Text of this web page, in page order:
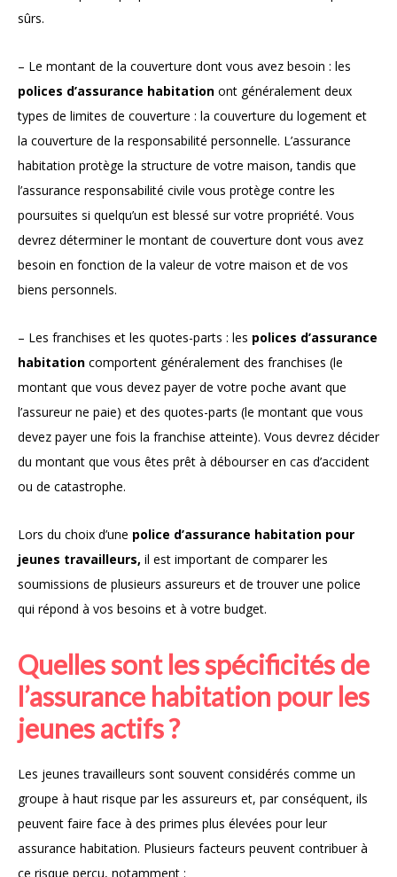
sûrs.
– Le montant de la couverture dont vous avez besoin : les
polices d’assurance habitation ont généralement deux
types de limites de couverture : la couverture du logement et
la couverture de la responsabilité personnelle. L’assurance
habitation protège la structure de votre maison, tandis que
l’assurance responsabilité civile vous protège contre les
poursuites si quelqu’un est blessé sur votre propriété. Vous
devrez déterminer le montant de couverture dont vous avez
besoin en fonction de la valeur de votre maison et de vos
biens personnels.
– Les franchises et les quotes-parts : les polices d’assurance
habitation comportent généralement des franchises (le
montant que vous devez payer de votre poche avant que
l’assureur ne paie) et des quotes-parts (le montant que vous
devez payer une fois la franchise atteinte). Vous devrez décider
du montant que vous êtes prêt à débourser en cas d’accident
ou de catastrophe.
Lors du choix d’une police d’assurance habitation pour
jeunes travailleurs, il est important de comparer les
soumissions de plusieurs assureurs et de trouver une police
qui répond à vos besoins et à votre budget.
Quelles sont les spécificités de
l’assurance habitation pour les
jeunes actifs ?
Les jeunes travailleurs sont souvent considérés comme un
groupe à haut risque par les assureurs et, par conséquent, ils
peuvent faire face à des primes plus élevées pour leur
assurance habitation. Plusieurs facteurs peuvent contribuer à
ce risque perçu, notamment :